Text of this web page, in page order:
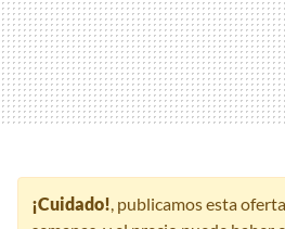
¡Cuidado!, publicamos esta